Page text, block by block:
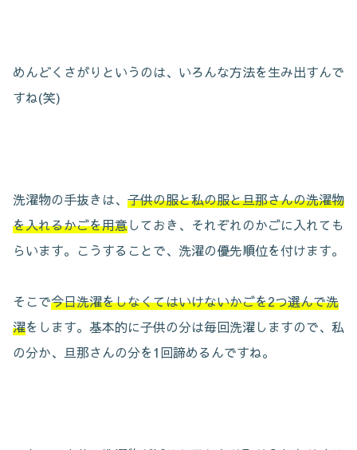
めんどくさがりというのは、いろんな方法を生み出すんで
すね(笑)
洗濯物の手抜きは、 子供の服と私の服と旦那さんの洗濯物
を入れるかごを用意しておき、それぞれのかごに入れても
らいます。こうすることで、洗濯の優先順位を付けます。
そこで今日洗濯をしなくてはいけないかごを2つ選んで洗
濯をします。基本的に子供の分は毎回洗濯しますので、私
の分か、旦那さんの分を1回諦めるんですね。